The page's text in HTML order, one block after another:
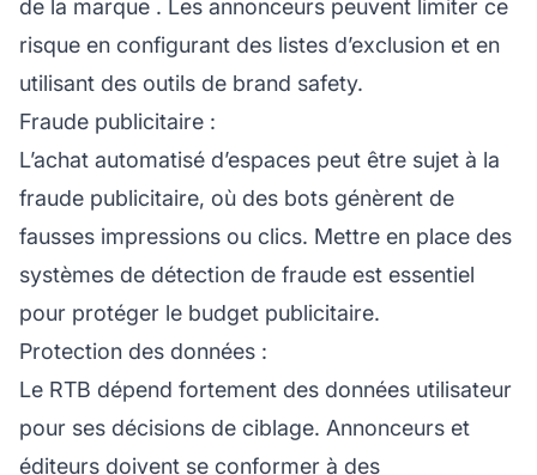
de la marque . Les annonceurs peuvent limiter ce
risque en configurant des listes d’exclusion et en
utilisant des outils de brand safety.
Fraude publicitaire :
L’achat automatisé d’espaces peut être sujet à la
fraude publicitaire, où des bots génèrent de
fausses impressions ou clics. Mettre en place des
systèmes de détection de fraude est essentiel
pour protéger le budget publicitaire.
Protection des données :
Le RTB dépend fortement des données utilisateur
pour ses décisions de ciblage. Annonceurs et
éditeurs doivent se conformer à des